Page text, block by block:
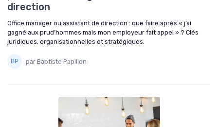
direction
Office manager ou assistant de direction : que faire après « j’ai
gagné aux prud’hommes mais mon employeur fait appel » ? Clés
juridiques, organisationnelles et stratégiques.
par Baptiste Papillon